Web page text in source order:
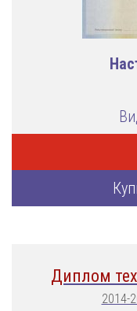
Диплом
2014-